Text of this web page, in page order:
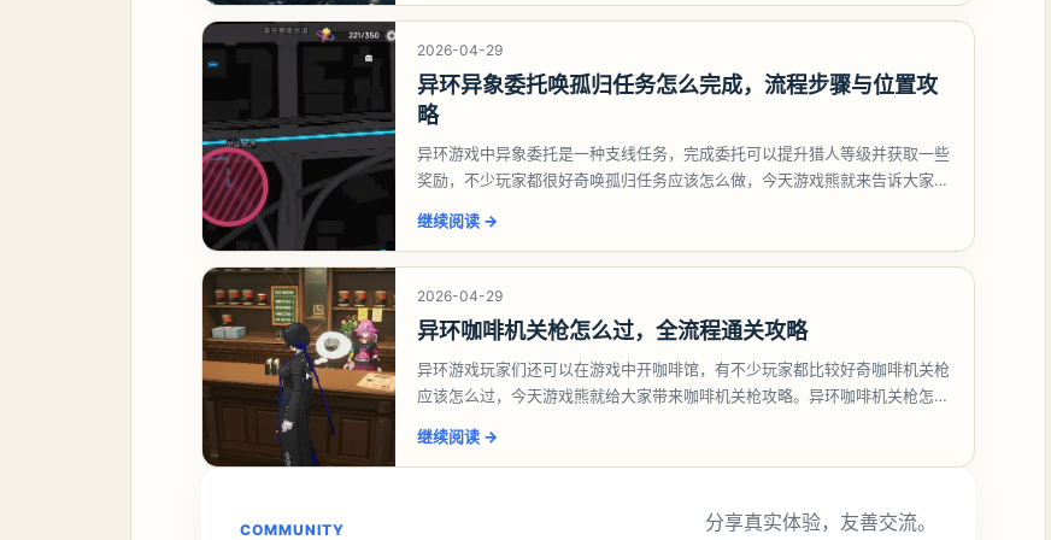
2026-04-29
异环异象委托唤孤归任务怎么完成，流程步骤与位置攻
略
异环游戏中异象委托是一种支线任务，完成委托可以提升猎人等级并获取一些
奖励，不少玩家都很好奇唤孤归任务应该怎么做，今天游戏熊就来告诉大家。
继续阅读 →
2026-04-29
异环咖啡机关枪怎么过，全流程通关攻略
异环游戏玩家们还可以在游戏中开咖啡馆，有不少玩家都比较好奇咖啡机关枪
应该怎么过，今天游戏熊就给大家带来咖啡机关枪攻略。异环咖啡机关枪怎么
继续阅读 →
COMMUNITY 分享真实体验，友善交流。